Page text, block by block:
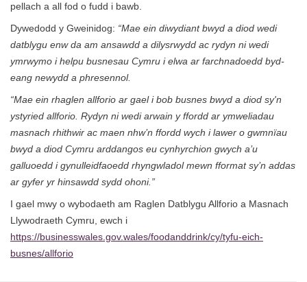
pellach a all fod o fudd i bawb.
Dywedodd y Gweinidog: “Mae ein diwydiant bwyd a diod wedi
datblygu enw da am ansawdd a dilysrwydd ac rydyn ni wedi
ymrwymo i helpu busnesau Cymru i elwa ar farchnadoedd byd-
eang newydd a phresennol.
“Mae ein rhaglen allforio ar gael i bob busnes bwyd a diod sy'n
ystyried allforio. Rydyn ni wedi arwain y ffordd ar ymweliadau
masnach rhithwir ac maen nhw’n ffordd wych i lawer o gwmnïau
bwyd a diod Cymru arddangos eu cynhyrchion gwych a’u
galluoedd i gynulleidfaoedd rhyngwladol mewn fformat sy’n addas
ar gyfer yr hinsawdd sydd ohoni.”
I gael mwy o wybodaeth am Raglen Datblygu Allforio a Masnach
Llywodraeth Cymru, ewch i
https://businesswales.gov.wales/foodanddrink/cy/tyfu-eich-
busnes/allforio